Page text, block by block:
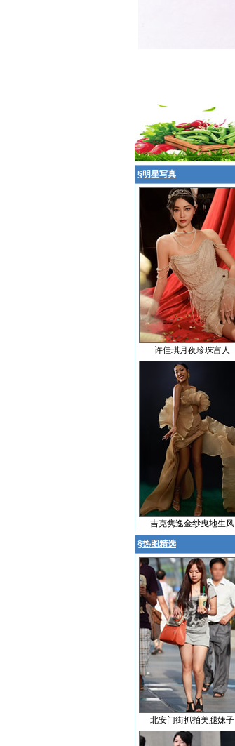
§明星写真
许佳琪月夜珍珠富人
吉克隽逸金纱曳地生风
§热图精选
北安门街抓拍美腿妹子